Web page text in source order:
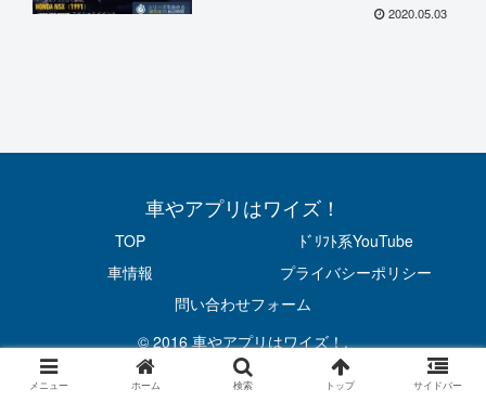
2020.05.03
車やアプリはワイズ！
TOP
ﾄﾞﾘﾌﾄ系YouTube
車情報
プライバシーポリシー
問い合わせフォーム
© 2016 車やアプリはワイズ！.
メニュー ホーム 検索 トップ サイドバー